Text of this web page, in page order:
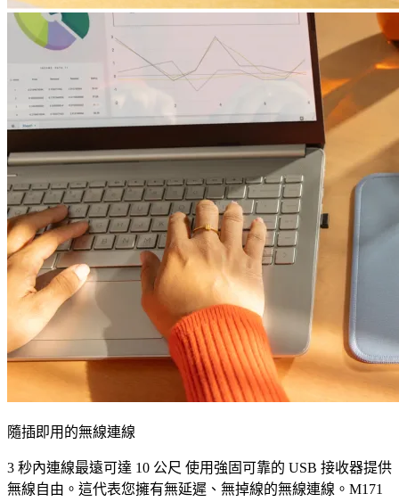
隨插即用的無線連線
3 秒內連線最遠可達 10 公尺 使用強固可靠的 USB 接收器提供
無線自由。這代表您擁有無延遲、無掉線的無線連線。M171